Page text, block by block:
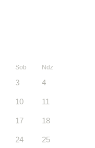
Sob Ndz
3 4
10 11
17 18
24 25